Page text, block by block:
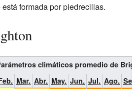
formada por piedrecillas.
climáticos promedio de
Mar. Abr. May. Jun. Jul. Ago. Sep.